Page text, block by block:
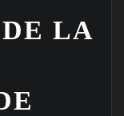
LA